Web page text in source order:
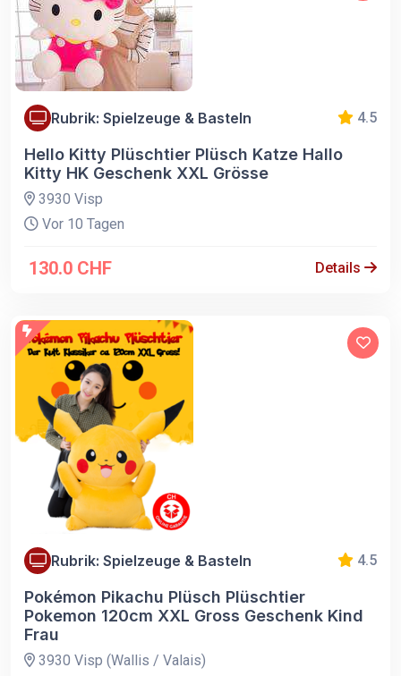
Rubrik: Spielzeuge & Basteln 4.5
Hello Kitty Plüschtier Plüsch Katze Hallo
Kitty HK Geschenk XXL Grösse
3930 Visp
Vor 10 Tagen
130.0 CHF Details
Rubrik: Spielzeuge & Basteln 4.5
Pokémon Pikachu Plüsch Plüschtier
Pokemon 120cm XXL Gross Geschenk Kind
Frau
3930 Visp (Wallis / Valais)